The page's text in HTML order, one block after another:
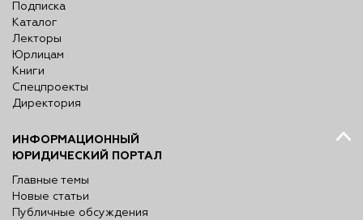
Подписка
Каталог
Лекторы
Юрлицам
Книги
Спецпроекты
Директория
ИНФОРМАЦИОННЫЙ
ЮРИДИЧЕСКИЙ ПОРТАЛ
Главные темы
Новые статьи
Публичные обсуждения